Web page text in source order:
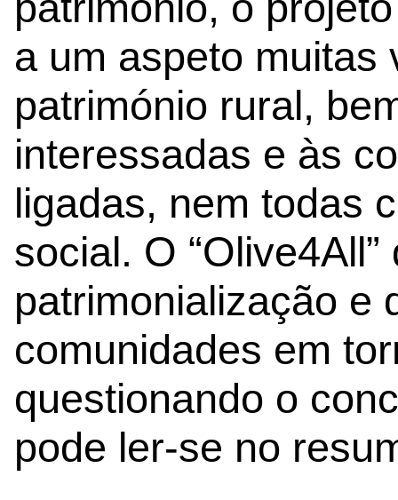
a um aspeto muitas
património rural,
interessadas e às
ligadas, nem todas
social. O
patrimonialização e
comunidades em
questionando o
pode ler-se no